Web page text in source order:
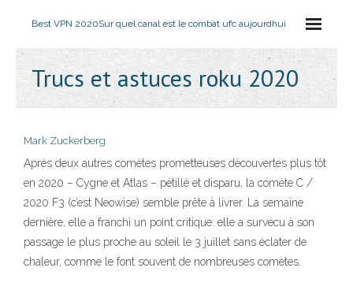
Best VPN 2020Sur quel canal est le combat ufc aujourdhui
Trucs et astuces roku 2020
Mark Zuckerberg
Après deux autres comètes prometteuses découvertes plus tôt
en 2020 – Cygne et Atlas – pétillé et disparu, la comète C /
2020 F3 (c’est Neowise) semble prête à livrer. La semaine
dernière, elle a franchi un point critique: elle a survécu à son
passage le plus proche au soleil le 3 juillet sans éclater de
chaleur, comme le font souvent de nombreuses comètes.